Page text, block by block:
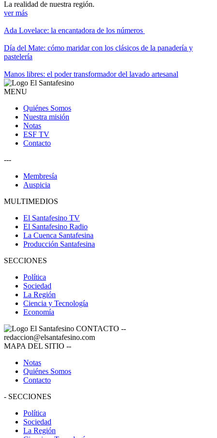
La realidad de nuestra región.
ver más
Ada Lovelace: la encantadora de los números
Día del Mate: cómo maridar con los clásicos de la panadería y
pastelería
Manos libres: el poder transformador del lavado artesanal
MENU
Quiénes Somos
Nuestra misión
Notas
ESF TV
Contacto
---
Membresía
Auspicia
MULTIMEDIOS
El Santafesino TV
El Santafesino Radio
La Cuenca Santafesina
Producción Santafesina
SECCIONES
Política
Sociedad
La Región
Ciencia y Tecnología
Economía
CONTACTO --
redaccion@elsantafesino.com
MAPA DEL SITIO --
Notas
Quiénes Somos
Contacto
- SECCIONES
Política
Sociedad
La Región